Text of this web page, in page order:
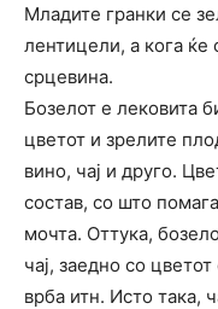
Младите гранки се
лентицели, а кога ќе
срцевина.
Бозелот е лековита
цветот и зрелите
вино, чај и друго.
состав, со што
мочта. Оттука,
чај, заедно со
врба итн. Исто така,